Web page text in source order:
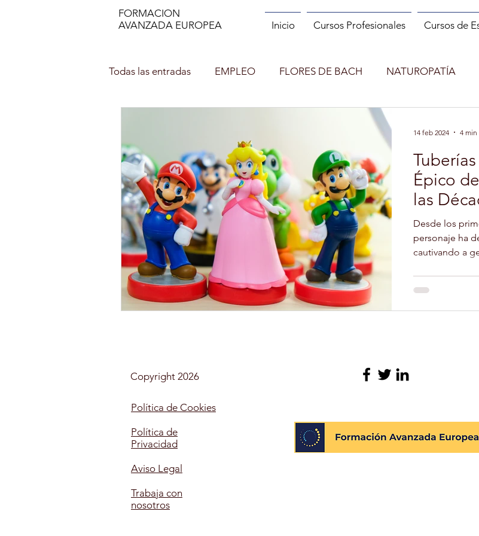
FORMACION
AVANZADA EUROPEA
Inicio Cursos Profesionales Cursos de
Todas las entradas EMPLEO FLORES DE BACH NATUROPATÍA
MANIPULADOR DE ALIMENTOS
NUTRICION EN EL DEPORTE INCENDIOS FORESTALES
Asesor de imagen y Personal Shopper MONITOR DE RUNNING
PROFESOR DE ESPAÑOL (ELE) ENTRENADOR PERSONAL Y FITNESS
AUXILIAR DE ENFERMERÍA EN GERIATRÍA EXPERTO EN NUTRICIÓN
MAQUILLAJE
MONITOR COMEDORES ESCOLARES
Épico
las
Desde los
personaje ha
cautivando a
14 feb 2024 4
Copyright 2026
Política de Cookies
Política de
Privacidad
Aviso Legal
Trabaja con
nosotros